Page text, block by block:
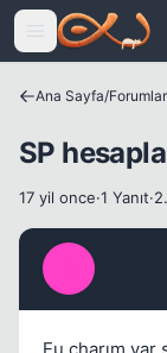
Icerige atla
Ana Sayfa/Forumlar
SP
17 yil once·1 Yanıt·